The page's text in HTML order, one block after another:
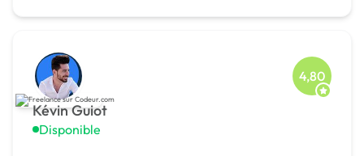
Kévin Guiot
Disponible
4,80